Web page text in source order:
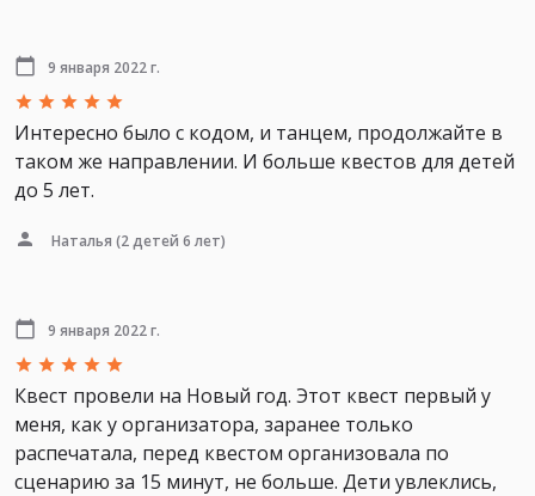
9 января 2022 г.
Интересно было с кодом, и танцем, продолжайте в
таком же направлении. И больше квестов для детей
до 5 лет.
Наталья (2 детей 6 лет)
9 января 2022 г.
Квест провели на Новый год. Этот квест первый у
меня, как у организатора, заранее только
распечатала, перед квестом организовала по
сценарию за 15 минут, не больше. Дети увлеклись,